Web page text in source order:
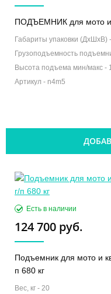
ПОДЪЕМНИК для мото и
Габариты упаковки (ДхШхВ) -
Грузоподъемность
Высота подъема мин/макс -
Артикул - n4m5
Есть в наличии
124 700 руб.
Подъемник для мото и
п 680 кг
Вес, кг - 20